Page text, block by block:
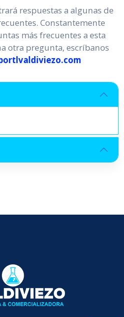
respuestas a algunas de
Constantemente
más frecuentes a esta
otra pregunta, escríbanos